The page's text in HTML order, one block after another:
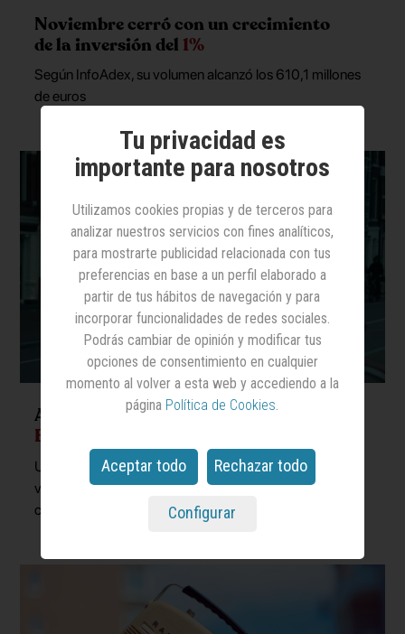
Noviembre cerró con un crecimiento
de la inversión del 1%
Según InfoAdex, su volumen alcanzó los 610,1 millones
de euros
Andalucía vende su invierno en
Europa
Una acción de Ernest muestra la temperatura que los
viajeros podrían estar disfrutando para presentarse
como alternativa al frío del norte de nuestro continente
Tu privacidad es
importante para nosotros
Utilizamos cookies propias y de terceros para
analizar nuestros servicios con fines analíticos,
para mostrarte publicidad relacionada con tus
preferencias en base a un perfil elaborado a
partir de tus hábitos de navegación y para
incorporar funcionalidades de redes sociales.
Podrás cambiar de opinión y modificar tus
opciones de consentimiento en cualquier
momento al volver a esta web y accediendo a la
página Política de Cookies
Aceptar todo Rechazar todo
Configurar